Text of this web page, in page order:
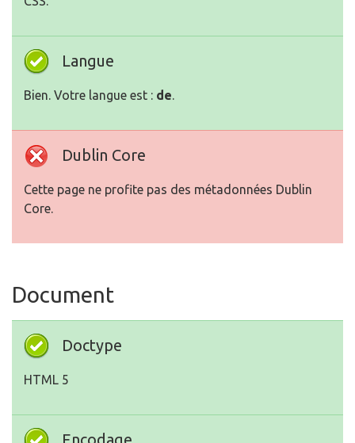
Langue
Bien. Votre langue est : de.
Dublin Core
Cette page ne profite pas des métadonnées Dublin
Core.
Document
Doctype
HTML 5